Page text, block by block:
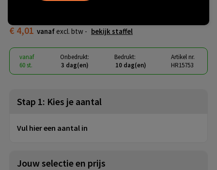
€ 4,01 vanaf excl. btw - bekijk staffel
vanaf
60 st.
Onbedrukt:
3 dag(en)
Bedrukt:
10 dag(en)
Artikel nr.
HR15753
Stap 1: Kies je aantal
Vul hier een aantal in
Jouw selectie en prijs